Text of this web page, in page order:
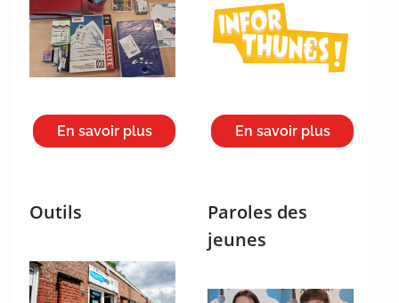
En savoir plus En savoir plus
Outils
Paroles des
jeunes